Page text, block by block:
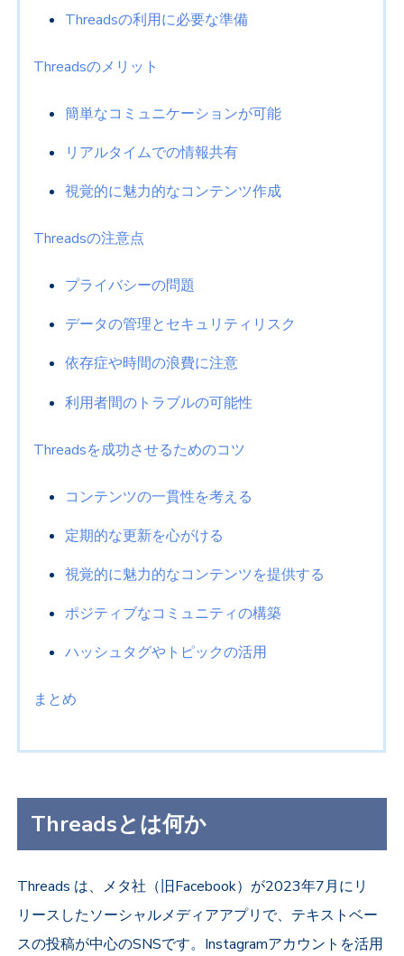
Threadsの利用に必要な準備
Threadsのメリット
簡単なコミュニケーションが可能
リアルタイムでの情報共有
視覚的に魅力的なコンテンツ作成
Threadsの注意点
プライバシーの問題
データの管理とセキュリティリスク
依存症や時間の浪費に注意
利用者間のトラブルの可能性
Threadsを成功させるためのコツ
コンテンツの一貫性を考える
定期的な更新を心がける
視覚的に魅力的なコンテンツを提供する
ポジティブなコミュニティの構築
ハッシュタグやトピックの活用
まとめ
Threadsとは何か
Threads は、メタ社（旧Facebook）が2023年7月にリ
リースしたソーシャルメディアアプリで、テキストベー
スの投稿が中心のSNSです。Instagramアカウントを活用